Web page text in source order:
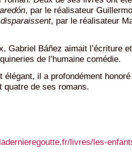
, par le réalisateur
, par le réalisateur
Gabriel Báñez aimait l’écriture
de l’humaine comédie.
élégant, il a profondément
quatre de ses romans.
livres/les-